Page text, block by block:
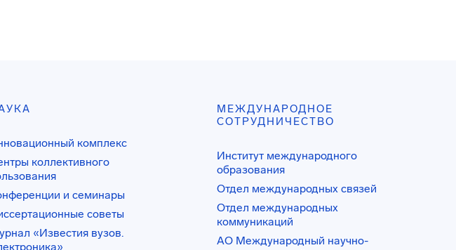
комплекс
коллективного
и семинары
советы
«Известия вузов.
МЕЖДУНАРОДНОЕ
СОТРУДНИЧЕСТВО
Институт международного
образования
Отдел международных связей
Отдел международных
коммуникаций
АО Международный научно-